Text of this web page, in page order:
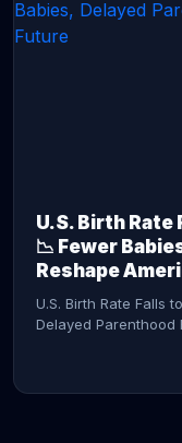
U.S. Birth Rate
📉 Fewer
Reshape
U.S. Birth Rate Falls
Delayed Parenthood